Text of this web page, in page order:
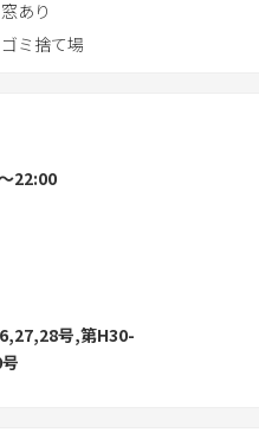
窓あり
ゴミ捨て場
22:00
号,第H30-